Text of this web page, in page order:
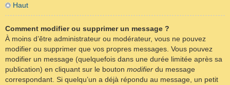
Haut
Comment modifier ou supprimer un message ?
À moins d’être administrateur ou modérateur, vous ne pouvez
modifier ou supprimer que vos propres messages. Vous pouvez
modifier un message (quelquefois dans une durée limitée après sa
publication) en cliquant sur le bouton modifier du message
correspondant. Si quelqu’un a déjà répondu au message, un petit